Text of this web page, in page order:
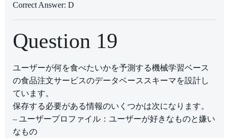
Correct Answer: D
Question 19
ユーザーが何を食べたいかを予測する機械学習ベース
の食品注文サービスのデータベーススキーマを設計し
ています。
保存する必要がある情報のいくつかは次になります。
– ユーザープロファイル：ユーザーが好きなものと嫌い
なもの